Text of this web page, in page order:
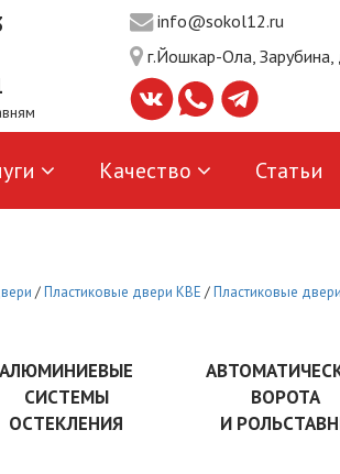
info@sokol12.ru
г.Йошкар-Ола,
Качество Статьи
/Пластиковые двери KBE /Пластиковые
АЛЮМИНИЕВЫЕ
СИСТЕМЫ
ОСТЕКЛЕНИЯ
ВОРОТА
И